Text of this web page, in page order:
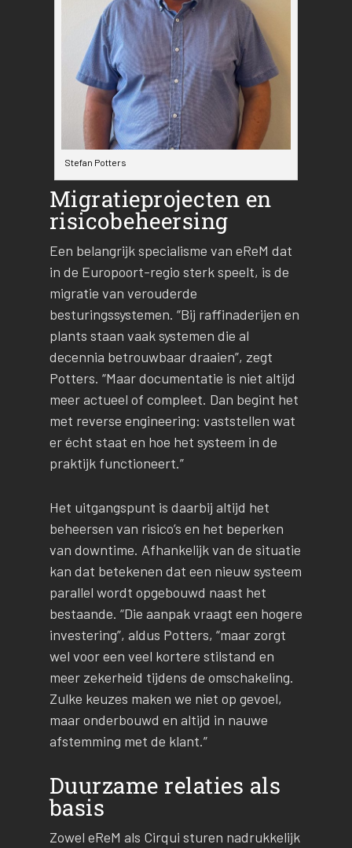
Stefan Potters
Migratieprojecten en
risicobeheersing
Een belangrijk specialisme van eReM dat
in de Europoort-regio sterk speelt, is de
migratie van verouderde
besturingssystemen. “Bij raffinaderijen en
plants staan vaak systemen die al
decennia betrouwbaar draaien”, zegt
Potters. “Maar documentatie is niet altijd
meer actueel of compleet. Dan begint het
met reverse engineering: vaststellen wat
er écht staat en hoe het systeem in de
praktijk functioneert.”
Het uitgangspunt is daarbij altijd het
beheersen van risico’s en het beperken
van downtime. Afhankelijk van de situatie
kan dat betekenen dat een nieuw systeem
parallel wordt opgebouwd naast het
bestaande. “Die aanpak vraagt een hogere
investering”, aldus Potters, “maar zorgt
wel voor een veel kortere stilstand en
meer zekerheid tijdens de omschakeling.
Zulke keuzes maken we niet op gevoel,
maar onderbouwd en altijd in nauwe
afstemming met de klant.”
Duurzame relaties als
basis
Zowel eReM als Cirqui sturen nadrukkelijk